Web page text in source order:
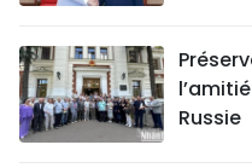
Russie